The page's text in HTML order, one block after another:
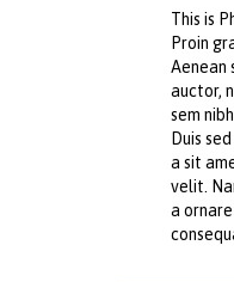
This is
Proin
Aenean
auctor,
sem
Duis
a sit
velit.
a